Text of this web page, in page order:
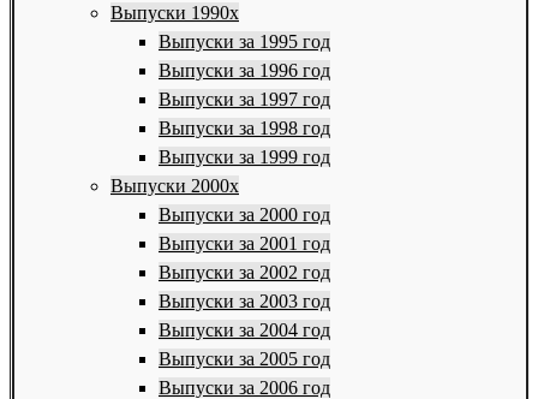
Выпуски 1990х
Выпуски за 1995 год
Выпуски за 1996 год
Выпуски за 1997 год
Выпуски за 1998 год
Выпуски за 1999 год
Выпуски 2000х
Выпуски за 2000 год
Выпуски за 2001 год
Выпуски за 2002 год
Выпуски за 2003 год
Выпуски за 2004 год
Выпуски за 2005 год
Выпуски за 2006 год